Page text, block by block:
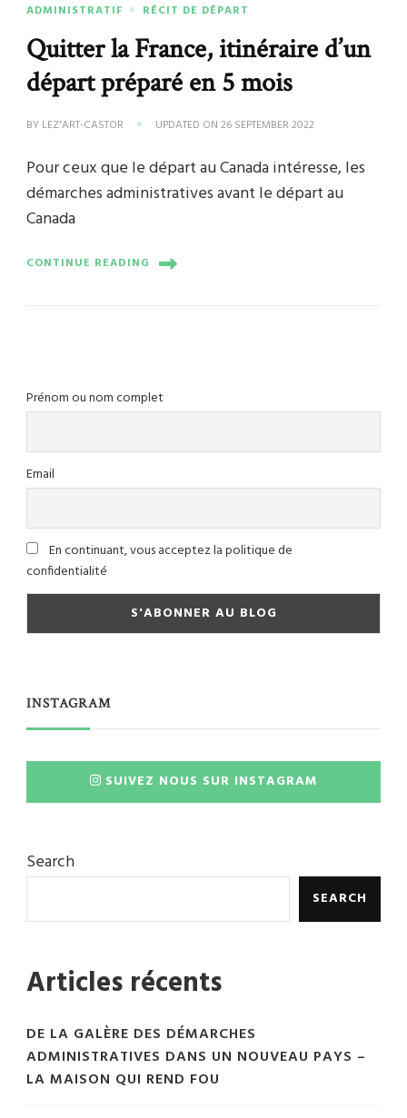
ADMINISTRATIF RÉCIT DE DÉPART
Quitter la France, itinéraire d’un
départ préparé en 5 mois
BY LEZ'ART-CASTOR UPDATED ON 26 SEPTEMBER 2022
Pour ceux que le départ au Canada intéresse, les
démarches administratives avant le départ au
Canada
CONTINUE READING
Prénom ou nom complet
Email
En continuant, vous acceptez la politique de
confidentialité
INSTAGRAM
SUIVEZ NOUS SUR INSTAGRAM
Search
SEARCH
Articles récents
DE LA GALÈRE DES DÉMARCHES
ADMINISTRATIVES DANS UN NOUVEAU PAYS –
LA MAISON QUI REND FOU